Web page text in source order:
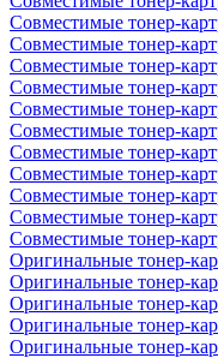
Совместимые тонер-
Совместимые тонер-
Совместимые тонер-
Совместимые тонер-
Совместимые тонер-
Совместимые тонер-
Совместимые тонер-
Совместимые тонер-
Совместимые тонер-
Совместимые тонер-
Совместимые тонер-
Оригинальные тонер-
Оригинальные тонер-
Оригинальные тонер-
Оригинальные тонер-
Оригинальные тонер-